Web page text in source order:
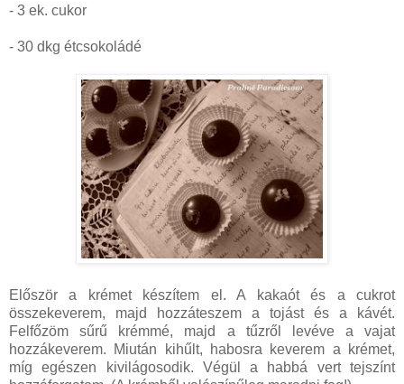
- 3 ek. cukor
- 30 dkg étcsokoládé
Először a krémet készítem el. A kakaót és a cukrot
összekeverem, majd hozzáteszem a tojást és a kávét.
Felfőzöm sűrű krémmé, majd a tűzről levéve a vajat
hozzákeverem. Miután kihűlt, habosra keverem a krémet,
míg egészen kivilágosodik. Végül a habbá vert tejszínt